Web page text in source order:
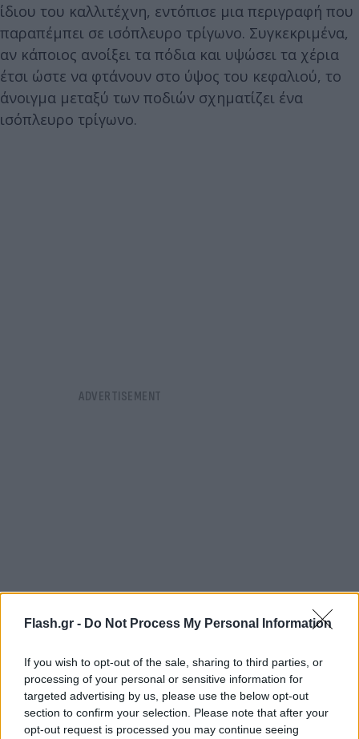
Flash.gr - Do Not Process My Personal Information
If you wish to opt-out of the sale, sharing to third parties, or
processing of your personal or sensitive information for
targeted advertising by us, please use the below opt-out
section to confirm your selection. Please note that after your
opt-out request is processed you may continue seeing
ίδιου του καλλιτέχνη, εντόπισε μια περιγραφή που
παραπέμπει σε ισόπλευρο τρίγωνο. Συγκεκριμένα,
αν κάποιος ανοίξει τα πόδια και υψώσει τα χέρια
έτσι ώστε να φτάνουν στο ύψος του κεφαλιού, το
άνοιγμα μεταξύ των ποδιών σχηματίζει ένα
ισόπλευρο τρίγωνο.
Όταν ο Μακ Σουίνι μέτρησε τις αποστάσεις,
διαπίστωσε ότι η σχέση μεταξύ του ύψους του
αφαλού και της απόστασης των ποδιών αγγίζει τον